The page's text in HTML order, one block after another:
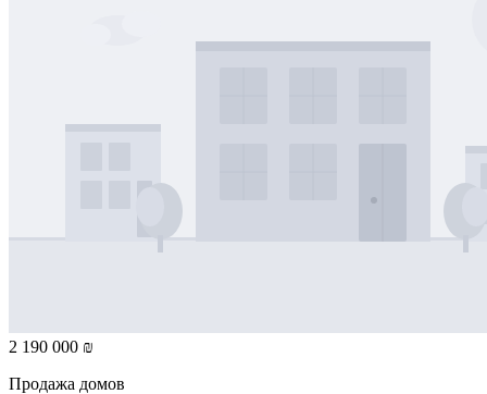
2 190 000 ₪
Продажа домов